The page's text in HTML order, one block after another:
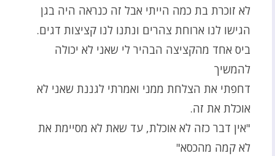
לא זוכרת בת כמה הייתי אבל זה כנראה היה בגן
הגישו לנו ארוחת צהרים ונתנו לנו קציצות דגים.
ביס אחד מהקציצה הבהיר לי שאני לא יכולה
להמשיך
דחפתי את הצלחת ממני ואמרתי לגננת שאני לא
אוכלת את זה.
"אין דבר כזה לא אוכלת, עד שאת לא מסיימת את
לא קמה מהכסא"